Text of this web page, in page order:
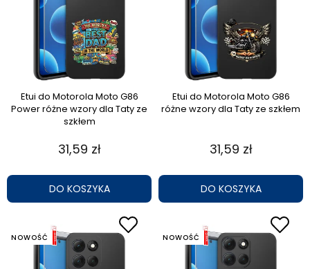
Etui do Motorola Moto G86
Power różne wzory dla Taty ze
szkłem
31,59 zł
DO KOSZYKA
Etui do Motorola Moto G86
różne wzory dla Taty ze szkłem
31,59 zł
DO KOSZYKA
NOWOŚĆ NOWOŚĆ